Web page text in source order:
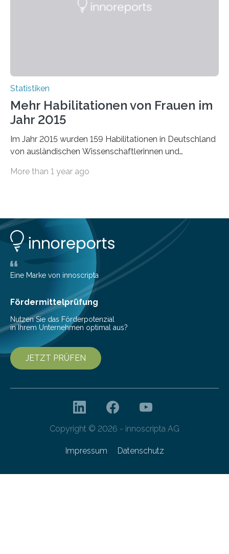
Statistiken
Mehr Habilitationen von Frauen im
Jahr 2015
Im Jahr 2015 wurden 159 Habilitationen in Deutschland
von ausländischen Wissenschaftlerinnen und
More than 1 year ago
Eine Marke von innoscripta
Fördermittelprüfung
Nutzen Sie das Förderpotenzial
in Ihrem Unternehmen optimal aus?
JETZT PRÜFEN
Copyright © 2026 - innoscripta AG
Impressum Datenschutz